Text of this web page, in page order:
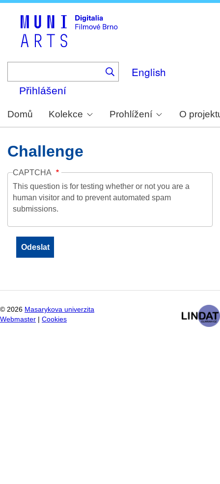
English
Přihlášení
Domů Kolekce Prohlížení O
Challenge
CAPTCHA
This question is for testing whether or not you are a
human visitor and to prevent automated spam
submissions.
© 2026 Masarykova univerzita
Webmaster
Cookies